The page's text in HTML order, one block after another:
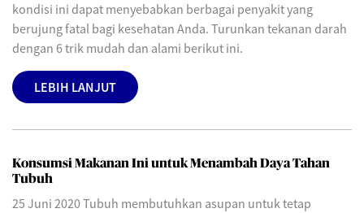
kondisi ini dapat menyebabkan berbagai penyakit yang
berujung fatal bagi kesehatan Anda. Turunkan tekanan darah
dengan 6 trik mudah dan alami berikut ini.
LEBIH LANJUT
Konsumsi Makanan Ini untuk Menambah Daya Tahan
Tubuh
25 Juni 2020 Tubuh membutuhkan asupan untuk tetap